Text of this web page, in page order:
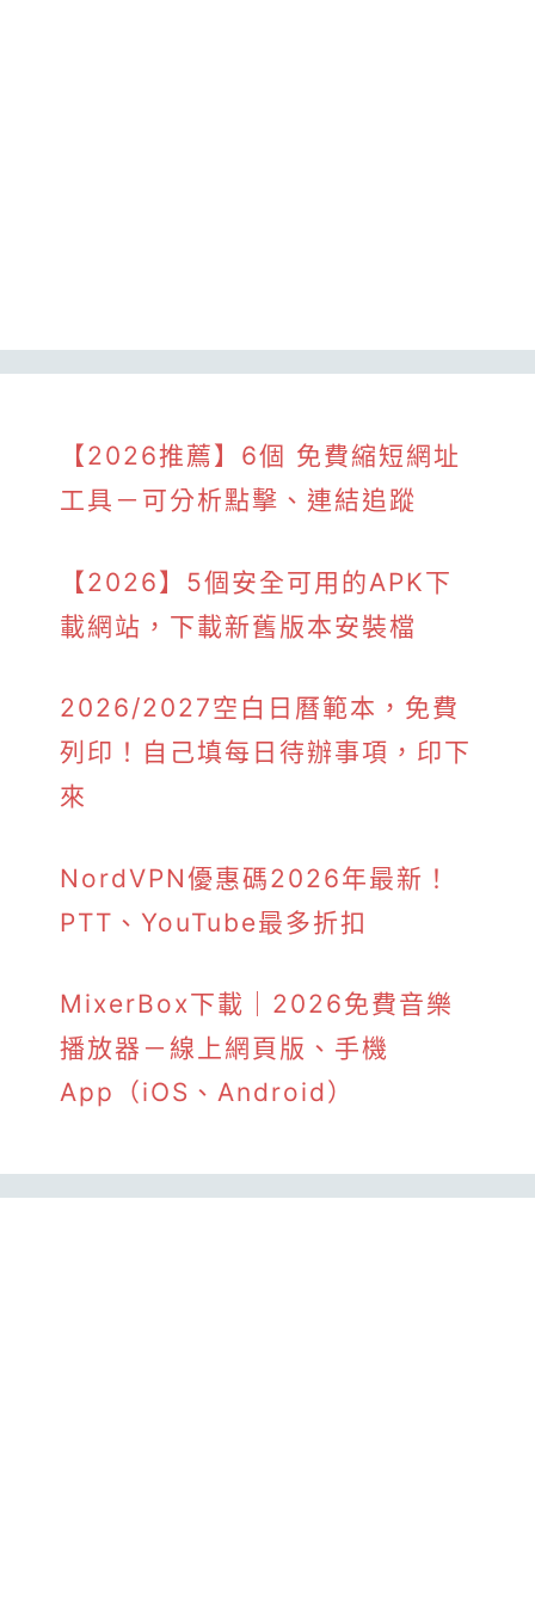
【2026推薦】6個 免費縮短網址
工具－可分析點擊、連結追蹤
【2026】5個安全可用的APK下
載網站，下載新舊版本安裝檔
2026/2027空白日曆範本，免費
列印！自己填每日待辦事項，印下
來
NordVPN優惠碼2026年最新！
PTT、YouTube最多折扣
MixerBox下載｜2026免費音樂
播放器－線上網頁版、手機
App（iOS、Android）